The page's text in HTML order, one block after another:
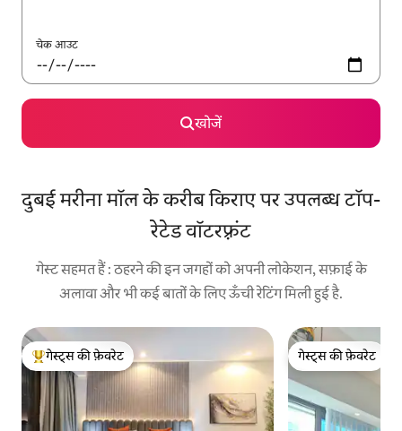
चेक आउट
खोजें
दुबई मरीना मॉल के करीब किराए पर उपलब्ध टॉप-
रेटेड वॉटरफ़्रंट
गेस्ट सहमत हैं : ठहरने की इन जगहों को अपनी लोकेशन, सफ़ाई के
अलावा और भी कई बातों के लिए ऊँची रेटिंग मिली हुई है.
गेस्ट्स का टॉप फ़ेवरेट
गेस्ट्स की फ़ेवरेट
गेस्ट्स की फ़ेवरेट
गेस्ट्स की फ़ेवरेट